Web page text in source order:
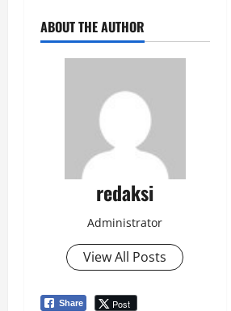
ABOUT THE AUTHOR
redaksi
Administrator
View All Posts
Share Post